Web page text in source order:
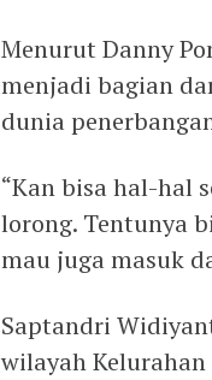
Menurut Danny
menjadi bagian
dunia
“Kan bisa hal-hal
lorong. Tentunya
mau juga masuk
Saptandri
wilayah